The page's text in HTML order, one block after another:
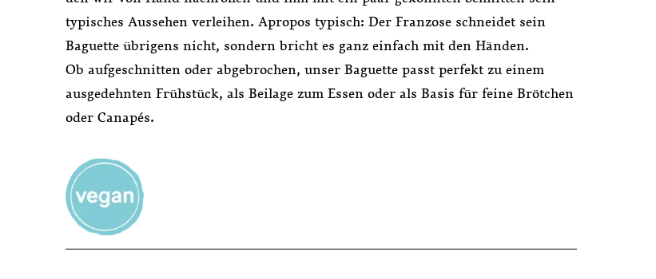
typisches Aussehen verleihen. Apropos typisch: Der Franzose schneidet sein
Baguette übrigens nicht, sondern bricht es ganz einfach mit den Händen.
Ob aufgeschnitten oder abgebrochen, unser Baguette passt perfekt zu einem
ausgedehnten Frühstück, als Beilage zum Essen oder als Basis für feine Brötchen
oder Canapés.